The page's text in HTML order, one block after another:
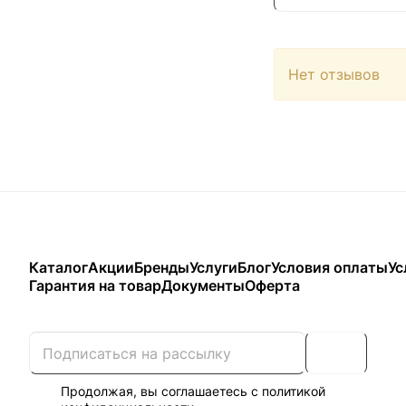
Нет отзывов
КаталогАкцииБрендыУслугиБлогУсловия оплаты
Гарантия на товарДокументыОферта
Продолжая, вы соглашаетесь с политикой